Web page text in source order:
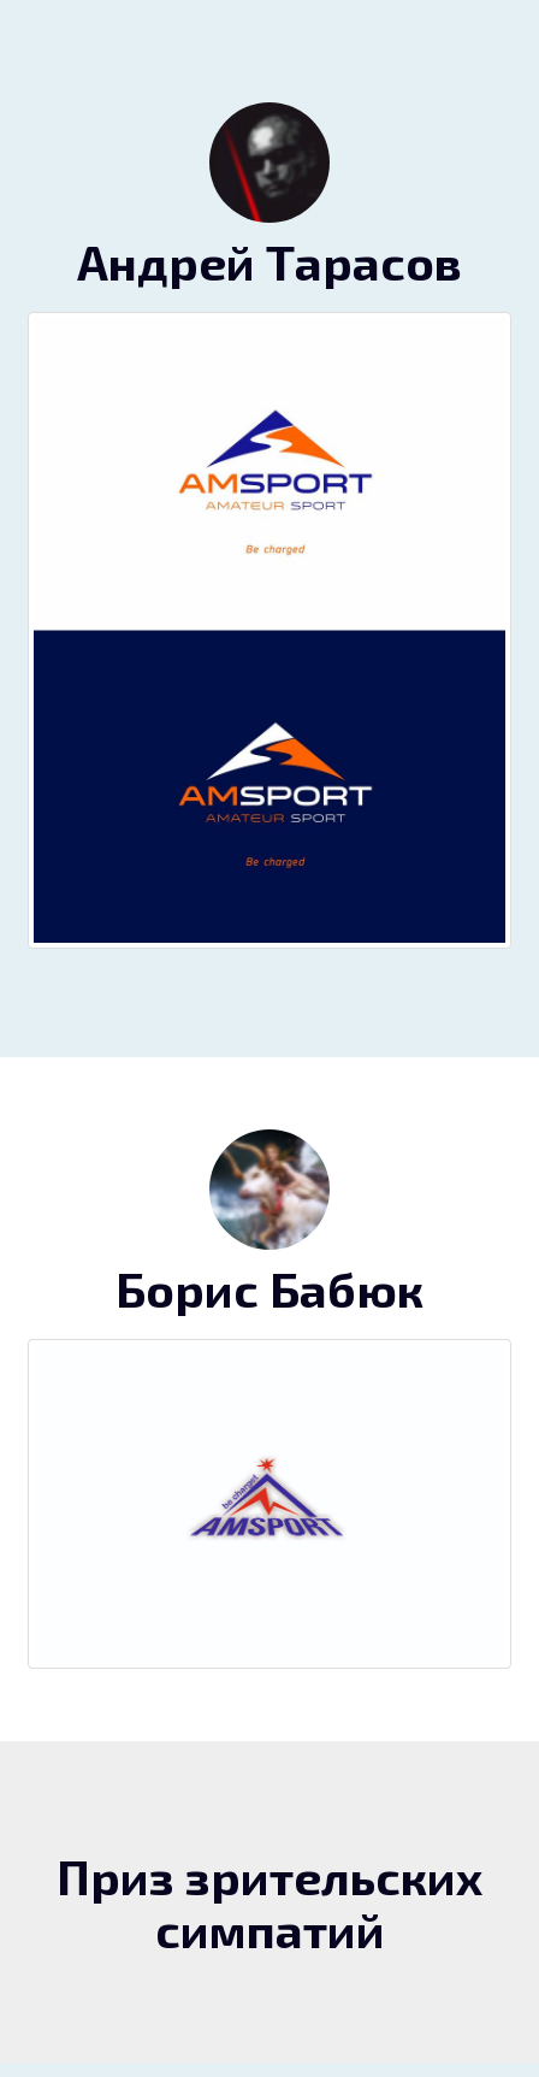
Андрей Тарасов
Борис Бабюк
Приз зрительских
симпатий